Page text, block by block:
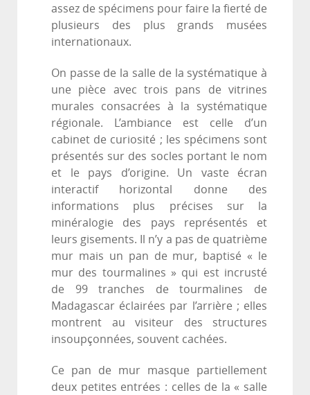
assez de spécimens pour faire la fierté de
plusieurs des plus grands musées
internationaux.
On passe de la salle de la systématique à
une pièce avec trois pans de vitrines
murales consacrées à la systématique
régionale. L’ambiance est celle d’un
cabinet de curiosité ; les spécimens sont
présentés sur des socles portant le nom
et le pays d’origine. Un vaste écran
interactif horizontal donne des
informations plus précises sur la
minéralogie des pays représentés et
leurs gisements. Il n’y a pas de quatrième
mur mais un pan de mur, baptisé « le
mur des tourmalines » qui est incrusté
de 99 tranches de tourmalines de
Madagascar éclairées par l’arrière ; elles
montrent au visiteur des structures
insoupçonnées, souvent cachées.
Ce pan de mur masque partiellement
deux petites entrées : celles de la « salle